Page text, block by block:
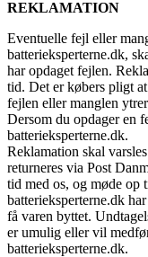
REKLAMATION
Eventuelle fejl eller
batterieksperterne.dk,
har opdaget fejlen.
tid. Det er købers pligt
fejlen eller manglen
Dersom du opdager en
batterieksperterne.dk.
Reklamation skal
returneres via Post
tid med os, og møde op
batterieksperterne.dk
få varen byttet.
er umulig eller vil
batterieksperterne.dk.